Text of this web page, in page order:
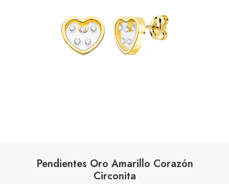
Pendientes Oro Amarillo Corazón
Circonita